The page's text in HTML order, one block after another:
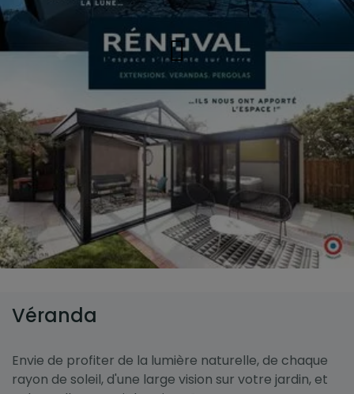
Véranda
Envie de profiter de la lumière naturelle, de chaque
rayon de soleil, d'une large vision sur votre jardin, et